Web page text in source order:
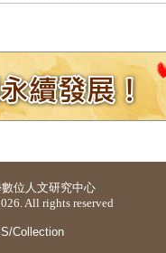
位人文研究中心
All rights reserved
Collection